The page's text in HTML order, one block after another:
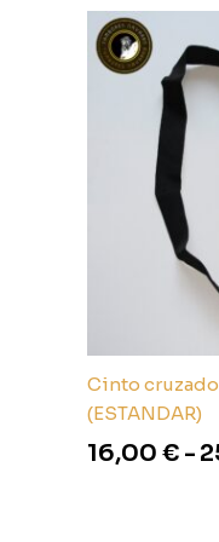
Cinto
(ESTANDAR)
16,00 € -